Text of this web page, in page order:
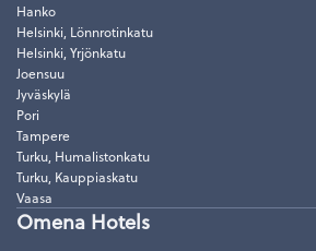
Hanko
Helsinki, Lönnrotinkatu
Helsinki, Yrjönkatu
Joensuu
Jyväskylä
Pori
Tampere
Turku, Humalistonkatu
Turku, Kauppiaskatu
Vaasa
Omena Hotels